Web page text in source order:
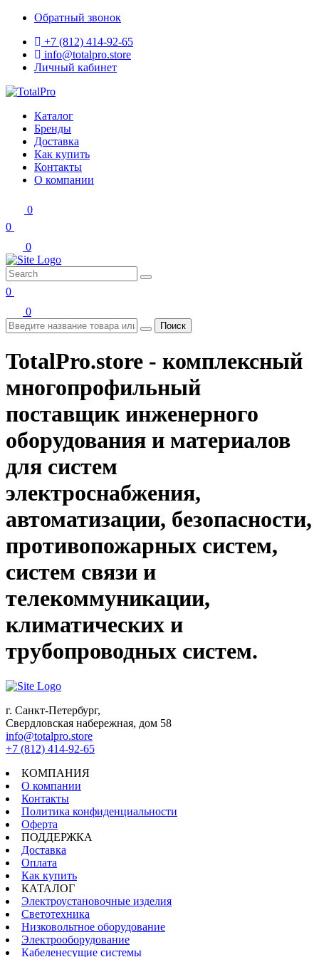
Обратный звонок
+7 (812) 414-92-65
info@totalpro.store
Личный кабинет
Каталог
Бренды
Доставка
Как купить
Контакты
О компании
0
0
0
0
0
Поиск
TotalPro.store - комплексный
многопрофильный
поставщик инженерного
оборудования и материалов
для систем
электроснабжения,
автоматизации, безопасности,
противопожарных систем,
систем связи и
телекоммуникации,
климатических и
трубопроводных систем.
г. Санкт-Петербург,
Свердловская набережная, дом 58
info@totalpro.store
+7 (812) 414-92-65
КОМПАНИЯ
О компании
Контакты
Политика конфиденциальности
Оферта
ПОДДЕРЖКА
Доставка
Оплата
Как купить
КАТАЛОГ
Электроустановочные изделия
Светотехника
Низковольтное оборудование
Электрооборудование
Кабеленесущие системы